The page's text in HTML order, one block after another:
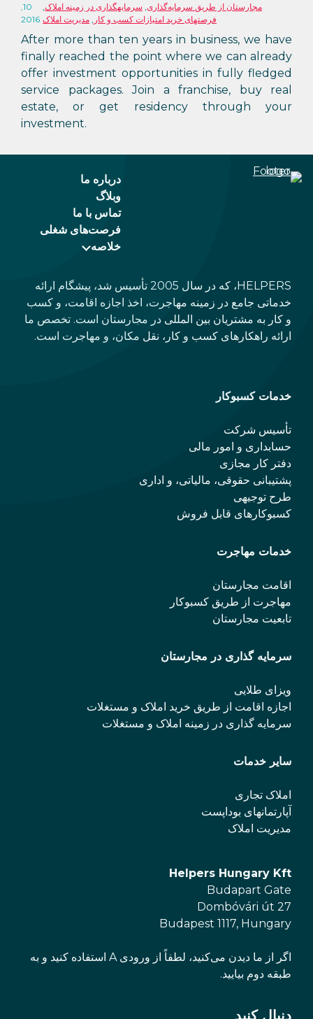
10,
2016
مجارستان از طریق سرمایه‌گذاری, سرمایهگذاری در زمینه املاک,
فرصتهای خرید امتیازات کسب و کار , مدیریت املاک
After more than ten years in business, we have
finally reached the point where we can already
offer investment opportunities in fully fledged
service packages. Join a franchise, buy real
estate, or get residency through your
investment.
درباره ما
وبلاگ
تماس با ما
فرصت‌های شغلی
خلاصه
HELPERS، که در سال 2005 تأسیس شد، پیشگام ارائه
خدماتی جامع در زمینه مهاجرت، اخذ اجازه اقامت، و کسب
و کار به مشتریان بین المللی در مجارستان است. تخصص ما
ارائه راهکارهای کسب و کار، نقل مکان، و مهاجرت است.
خدمات کسبوکار
تأسیس شرکت
حسابداری و امور مالی
دفتر کار مجازی
پشتیبانی حقوقی، مالیاتی، و اداری
طرح توجیهی
کسبوکارهای قابل فروش
خدمات مهاجرت
اقامت مجارستان
مهاجرت از طریق کسبوکار
تابعیت مجارستان
سرمایه گذاری در مجارستان
ویزای طلایی
اجازه اقامت از طریق خرید املاک و مستغلات
سرمایه گذاری در زمینه املاک و مستغلات
سایر خدمات
املاک تجاری
آپارتمانهای بوداپست
مدیریت املاک
Helpers Hungary Kft
Budapart Gate
Dombóvári út 27
Budapest 1117, Hungary
اگر از ما دیدن می‌کنید، لطفاً از ورودی A استفاده کنید و به
طبقه دوم بیایید.
دنبال کنید